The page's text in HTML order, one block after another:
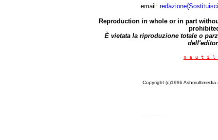
email:
Reproduction in whole or in part
È vietata la riproduzione totale o
n a u t i l
Copyright (c)1996 Ashmultimedia